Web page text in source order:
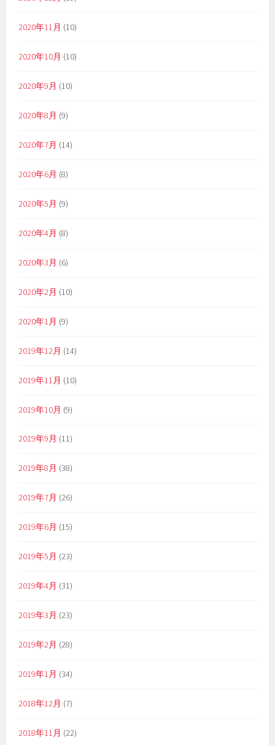
2020年11月 (10)
2020年10月 (10)
2020年9月 (10)
2020年8月 (9)
2020年7月 (14)
2020年6月 (8)
2020年5月 (9)
2020年4月 (8)
2020年3月 (6)
2020年2月 (10)
2020年1月 (9)
2019年12月 (14)
2019年11月 (10)
2019年10月 (9)
2019年9月 (11)
2019年8月 (38)
2019年7月 (26)
2019年6月 (15)
2019年5月 (23)
2019年4月 (31)
2019年3月 (23)
2019年2月 (28)
2019年1月 (34)
2018年12月 (7)
2018年11月 (22)